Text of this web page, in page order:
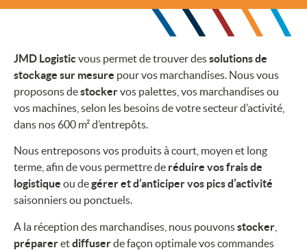
JMD Logisticvous permet de trouver dessolutions de
stockage sur mesure pour vos marchandises. Nous vous
proposons destockervos palettes, vos marchandises ou
vos machines, selon les besoins de votre secteur d’activité,
dans nos 600 m² d’entrepôts.
Nous entreposons vos produits à court, moyen et long
terme, afin de vous permettre de réduire vos frais de
logistique ou degérer et d’anticiper vos pics d’activité
saisonniers ou ponctuels.
A la réception des marchandises, nous pouvonsstocker
prépareretdiffuserde façon optimale vos commandes